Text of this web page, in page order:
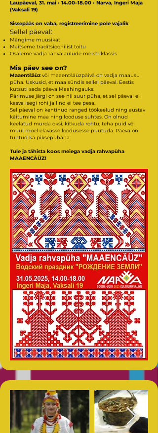
Laupäeval, 31. mai • 14.00–18.00 • Narva, Ingeri Maja
(Vaksali 19)
Sissepääs on vaba, registreerimine pole vajalik
Sellel päeval:
Mängime muusikat
Maitseme traditsioonilist toitu
Osaleme vadja rahvalaulude meistriklassis
Mis päev see on?
Maaentšäüzvõi maaentšäüzpäivä on vadja maausu
püha. Uskusid, et maa sündis sellel päeval. Eestis
kutsuti seda päeva Maahingauks.
Pärimuse järgi on see nii suur püha, et sel päeval ei
kasva isegi rohi ja lind ei tee pesa.
Sel päeval on kehtinud ranged töökeelud ning austav
käitumine maa ning looduse suhtes. On olnud
keelatud murda oksi, kitkuda rohtu, teha puid või
muul moel elavasse loodusesse puutuda. Päeva on
tuntud ka piksepühana.
Tule ja tähista koos meiega vadja rahvapüha
MAAENCÄÜZ!